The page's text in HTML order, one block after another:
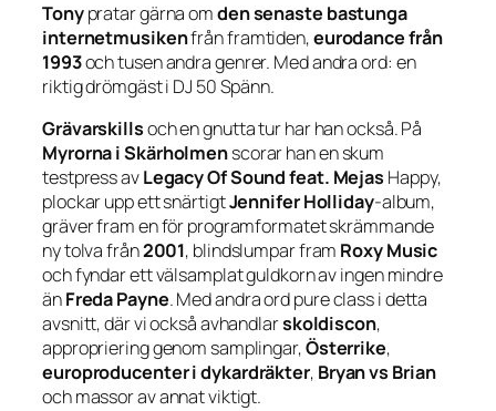
Tonypratar gärna omden senaste bastunga
internetmusikenfrån framtiden,eurodance från
1993och tusen andra genrer. Med andra ord: en
riktig drömgäst i DJ 50 Spänn.
Grävarskillsoch en gnutta tur har han också. På
Myrorna i Skärholmenscorar han en skum
testpress avLegacy Of Sound feat. Mejas Happy,
plockar upp ett snärtigtJennifer Holliday-album,
gräver fram en för programformatet skrämmande
ny tolva från2001, blindslumpar fram Roxy Music
och fyndar ett välsamplat guldkorn av ingen mindre
änFreda Payne. Med andra ord pure class i detta
avsnitt, där vi också avhandlarskoldiscon,
appropriering genom samplingar,Österrike,
europroducenter i dykardräkter, Bryan vs Brian
och massor av annat viktigt.